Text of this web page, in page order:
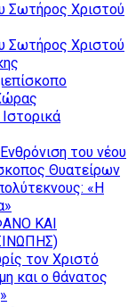
Χριστού
Χριστού
του νέου
Θυατείρων
«Η
ΚΑΙ
τον Χριστό
και ο θάνατος